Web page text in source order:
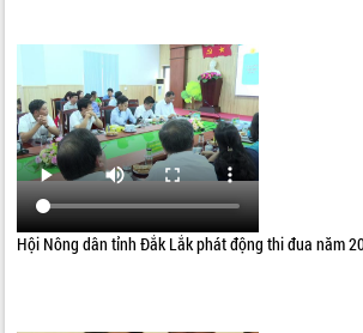
Hội Nông dân tỉnh Đắk Lắk phát động thi đua năm